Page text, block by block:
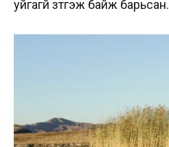
уйгагүй зүтгэж байж барьсан.